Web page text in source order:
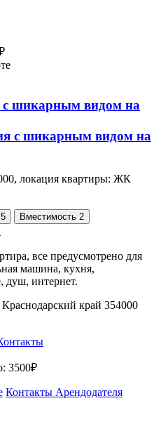
с шикарным видом на
локация квартиры: ЖК
5 Вместимость 2
все предусмотрено для
машина, кухня,
душ, интернет.
край 354000
3500₽
Контакты Арендодателя